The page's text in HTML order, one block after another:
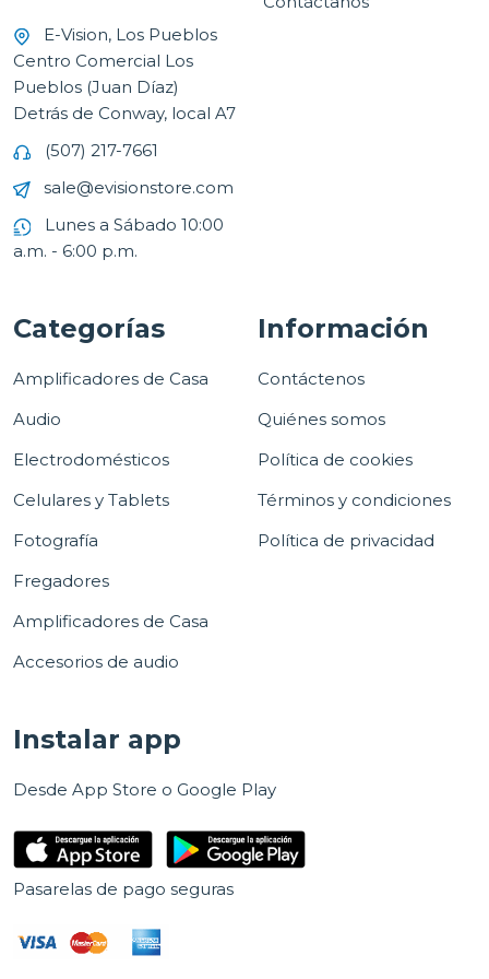
E-Vision, Los Pueblos
Centro Comercial Los
Pueblos (Juan Díaz)
Detrás de Conway, local A7
(507) 217-7661
sale@evisionstore.com
Lunes a Sábado 10:00
a.m. - 6:00 p.m.
Categorías
Amplificadores de Casa
Audio
Electrodomésticos
Celulares y Tablets
Fotografía
Fregadores
Amplificadores de Casa
Accesorios de audio
Información
Contáctenos
Quiénes somos
Política de cookies
Términos y condiciones
Política de privacidad
Instalar app
Desde App Store o Google Play
Pasarelas de pago seguras